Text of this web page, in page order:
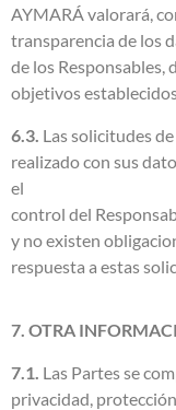
AYMARÁ valorará,
transparencia de los
de los Responsables,
objetivos
6.3. Las solicitudes
realizado con sus
el
control del
y no existen
respuesta a estas
7. OTRA
7.1. Las Partes se
privacidad,